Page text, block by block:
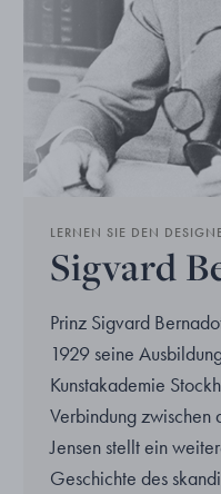
LERNEN SIE DEN
Sigvard
Prinz Sigvard
1929 seine
Kunstakademie
Verbindung zwischen
Jensen stellt ein
Geschichte des